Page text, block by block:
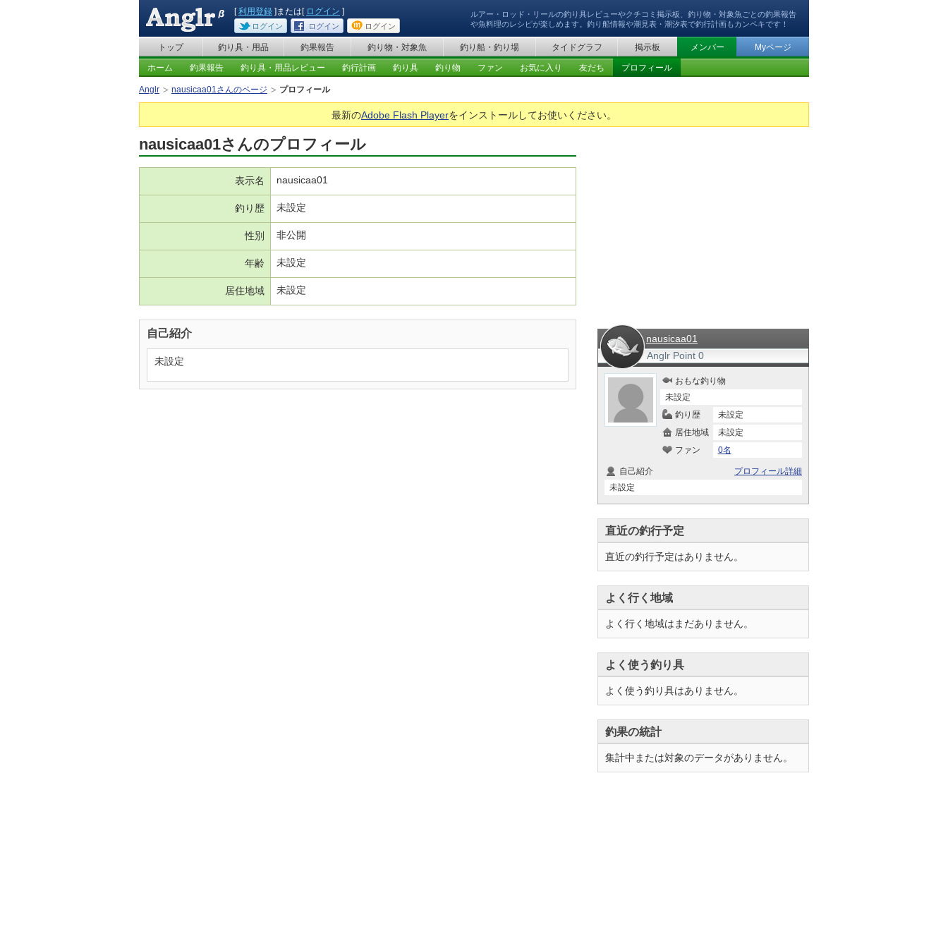
ルアー・ロッド・リールの釣り具レビューやクチコミ掲示板、釣り物・対象魚ごとの釣果報告
や魚料理のレシピが楽しめます。釣り船情報や潮見表・潮汐表で釣行計画もカンペキです！
[利用登録 ]または[ ログイン ]
ログイン ログイン ログイン
トップ 釣り具・用品 釣果報告 釣り物・対象魚 釣り船・釣り場 タイドグラフ 掲示板 メンバー Myページ
ホーム 釣果報告 釣り具・用品レビュー 釣行計画 釣り具 釣り物 ファン お気に入り 友だち プロフィール
Anglr nausicaa01さんのページ プロフィール
最新のAdobe Flash Playerをインストールしてお使いください。
nausicaa01さんのプロフィール
表示名 nausicaa01
釣り歴 未設定
性別 非公開
年齢 未設定
居住地域 未設定
自己紹介
未設定
nausicaa01
Anglr Point 0
おもな釣り物
未設定
釣り歴
未設定
居住地域
未設定
ファン
0名
プロフィール詳細
自己紹介
未設定
直近の釣行予定
直近の釣行予定はありません。
よく行く地域
よく行く地域はまだありません。
よく使う釣り具
よく使う釣り具はありません。
釣果の統計
集計中または対象のデータがありません。